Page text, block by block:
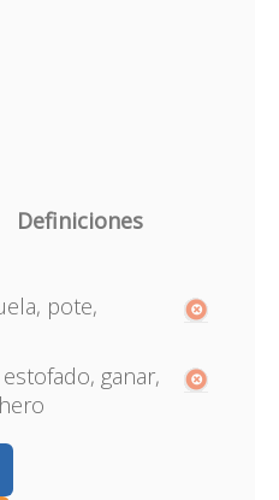
Definiciones
pote,
ganar,